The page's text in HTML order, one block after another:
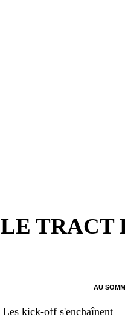
LE TRACT
AU
Les kick-off s'enchaînent